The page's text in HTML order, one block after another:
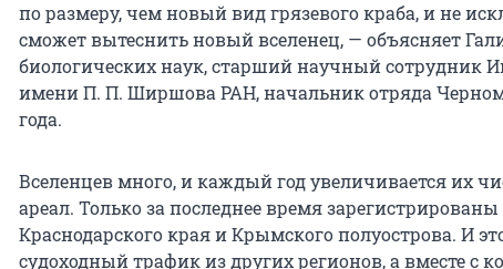
по размеру, чем новый вид грязевого краба, и не
сможет вытеснить новый вселенец, — объясняет
биологических наук, старший научный сотрудник
имени П. П. Ширшова РАН, начальник отряда
года.
Вселенцев много, и каждый год увеличивается их
ареал. Только за последнее время
Краснодарского края и Крымского полуострова. И
судоходный трафик из других регионов, а вместе с